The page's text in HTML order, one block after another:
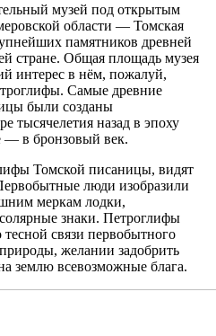
музей под открытым
области — Томская
памятников древней
стране. Общая площадь музея
интерес в нём, пожалуй,
Самые древние
были созданы
тысячелетия назад в эпоху
— в бронзовый век.
Томской писаницы, видят
люди изобразили
меркам лодки,
знаки. Петроглифы
связи первобытного
желании задобрить
землю всевозможные блага.